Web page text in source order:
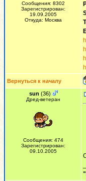
Сообщения: 8302
Зарегистрирован:
19.09.2005
Откуда: Москва
Вернуться к началу
sun (36)
Дред-ветеран
Сообщения: 474
Зарегистрирован:
09.10.2005